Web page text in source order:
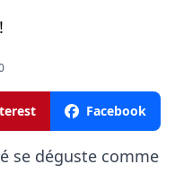
Facebook
se déguste comme